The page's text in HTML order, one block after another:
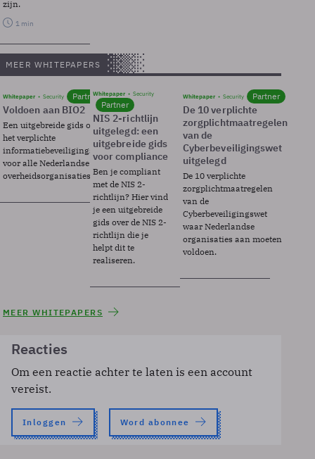
zijn.
1 min
MEER WHITEPAPERS
Whitepaper Security Partner
Voldoen aan BIO2
Een uitgebreide gids over BIO2,
het verplichte
informatiebeveiligingsframework
voor alle Nederlandse
overheidsorganisaties.
Whitepaper Security
Partner
NIS 2-richtlijn
uitgelegd: een
uitgebreide gids
voor compliance
Ben je compliant
met de NIS 2-
richtlijn? Hier vind
je een uitgebreide
gids over de NIS 2-
richtlijn die je
helpt dit te
realiseren.
Whitepaper Security Partner
De 10 verplichte
zorgplichtmaatregelen
van de
Cyberbeveiligingswet
uitgelegd
De 10 verplichte
zorgplichtmaatregelen
van de
Cyberbeveiligingswet
waar Nederlandse
organisaties aan moeten
voldoen.
MEER WHITEPAPERS
Reacties
Om een reactie achter te laten is een account
vereist.
Inloggen Word abonnee